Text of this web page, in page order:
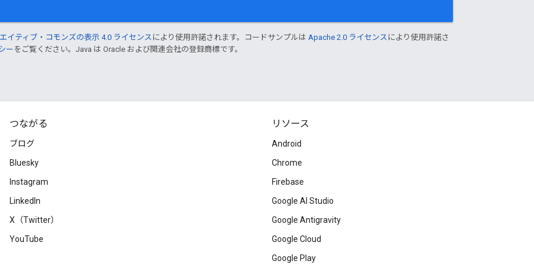
イティブ・コモンズの表示 4.0 ライセンスにより使用許諾されます。コードサンプルは Apache 2.0 ライセンス により使用許諾さ
ー をご覧ください。Java は Oracle および関連会社の登録商標です。
つながる
ブログ
Bluesky
Instagram
LinkedIn
X（Twitter）
YouTube
リソース
Android
Chrome
Firebase
Google AI Studio
Google Antigravity
Google Cloud
Google Play